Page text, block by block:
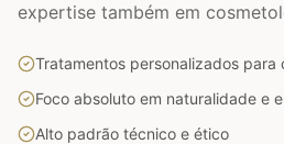
expertise também em
Tratamentos personalizados para
Foco absoluto em naturalidade e
Alto padrão técnico e ético